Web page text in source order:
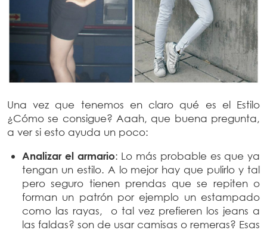
Una vez que tenemos en claro qué es el Estilo
¿Cómo se consigue? Aaah, que buena pregunta,
a ver si esto ayuda un poco:
Analizar el armario: Lo más probable es que ya
tengan un estilo. A lo mejor hay que pulirlo y tal
pero seguro tienen prendas que se repiten o
forman un patrón por ejemplo un estampado
como las rayas, o tal vez prefieren los jeans a
las faldas? son de usar camisas o remeras? Esas